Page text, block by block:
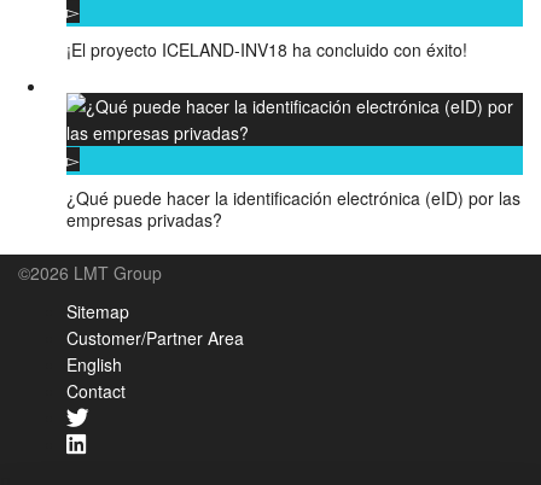
¡El proyecto ICELAND-INV18 ha concluido con éxito!
¿Qué puede hacer la identificación electrónica (eID) por las
empresas privadas?
©2026 LMT Group
Sitemap
Customer/Partner Area
English
Contact